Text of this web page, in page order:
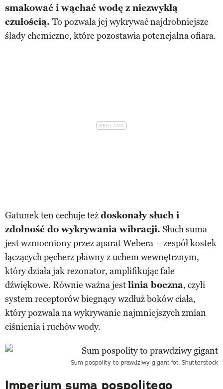
smakować i wąchać wodę z niezwykłą
czułością. To pozwala jej wykrywać najdrobniejsze
ślady chemiczne, które pozostawia potencjalna ofiara.
Gatunek ten cechuje teżdoskonały słuch i
zdolność do wykrywania wibracji. Słuch suma
jest wzmocniony przez aparat Webera – zespół kostek
łączących pęcherz pławny z uchem wewnętrznym,
który działa jak rezonator, amplifikując fale
dźwiękowe. Równie ważna jestlinia boczna, czyli
system receptorów biegnący wzdłuż boków ciała,
który pozwala na wykrywanie najmniejszych zmian
ciśnienia i ruchów wody.
Sum pospolity to prawdziwy gigant fot. Shutterstock
Imperium suma pospolitego